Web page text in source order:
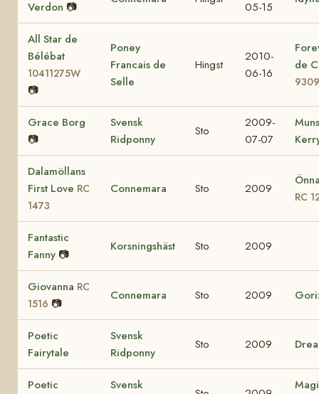
Verdon 📷
05-15
All Star de
Bélébat
10411275W
📷
Poney
Francais de
Selle
Hingst
2010-
06-16
de
Grace Borg
📷
Svensk
Ridponny
Sto
2009-
07-07
Dalamöllans
First Love RC
1473
Connemara Sto 2009
RC
Fantastic
Fanny 📷
Korsningshäst Sto 2009
Giovanna RC
1516 📷
Connemara Sto 2009
Poetic
Fairytale
Svensk
Ridponny
Sto 2009
Poetic Svensk